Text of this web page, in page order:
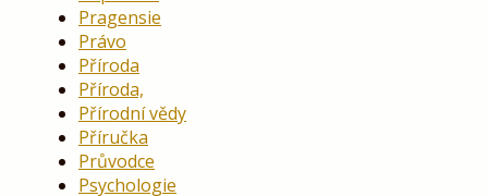
Pragensie
Právo
Příroda
Příroda,
Přírodní vědy
Příručka
Průvodce
Psychologie